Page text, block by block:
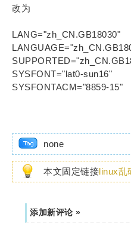
改为
LANG="zh_CN.GB18030"
SYSFONT="lat0-sun16"
SYSFONTACM="8859-15"
none
本文固定链接linux乱
添加新评论 »